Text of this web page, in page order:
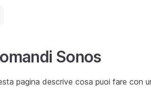
Sonos
pagina descrive cosa puoi fare con